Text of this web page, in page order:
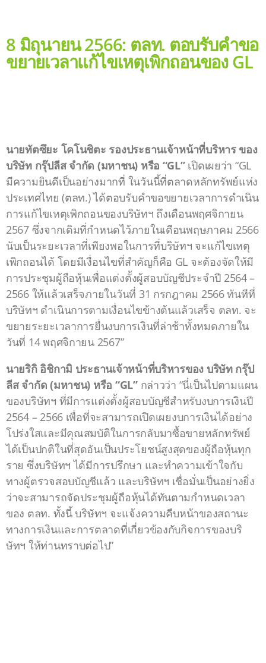
8 มิถุนายน 2566: ตลท. ตอบรับคำขอ
ขยายเวลาแก้ไขเหตุเพิกถอนของ GL
นายทัตซึยะ โคโนชิตะ รองประธานเจ้าหน้าที่บริหาร ของ
บริษัท กรุ๊ปลีส จำกัด (มหาชน) หรือ “GL”เปิดเผยว่า “GL
มีความยินดีเป็นอย่างมากที่ ในวันนี้ที่ตลาดหลักทรัพย์แห่ง
ประเทศไทย (ตลท.) ได้ตอบรับคำขอขยายเวลาการดำเนิน
การแก้ไขเหตุเพิกถอนของบริษัทฯ ถึงเดือนพฤศจิกายน
2567 ซึ่งจากเดิมที่กำหนดไว้ภายในเดือนพฤษภาคม 2566
นับเป็นระยะเวลาที่เพียงพอในการที่บริษัทฯ จะแก้ไขเหตุ
เพิกถอนได้ โดยมีเงื่อนไขที่สำคัญก็คือ GL จะต้องจัดให้มี
การประชุมผู้ถือหุ้นเพื่อแต่งตั้งผู้สอบบัญชีประจำปี 2564 –
2566 ให้แล้วเสร็จภายในวันที่ 31 กรกฎาคม 2566 ทันทีที่
บริษัทฯ ดำเนินการตามเงื่อนไขข้างต้นแล้วเสร็จ ตลท. จะ
ขยายระยะเวลาการยื่นงบการเงินที่ล่าช้าทั้งหมดภายใน
วันที่ 14 พฤศจิกายน 2567”
นายริกิ อิชิกามิ ประธานเจ้าหน้าที่บริหารของ บริษัท กรุ๊ป
ลีส จำกัด (มหาชน) หรือ “GL”กล่าวว่า “นี่เป็นไปตามแผน
ของบริษัทฯ ที่มีการแต่งตั้งผู้สอบบัญชีสำหรับงบการเงินปี
2564 – 2566 เพื่อที่จะสามารถเปิดเผยงบการเงินได้อย่าง
โปร่งใสและมีคุณสมบัติในการกลับมาซื้อขายหลักทรัพย์
ได้เป็นปกติในที่สุดอันเป็นประโยชน์สูงสุดของผู้ถือหุ้นทุก
ราย ซึ่งบริษัทฯ ได้มีการปรึกษา และทำความเข้าใจกับ
ทางผู้ตรวจสอบบัญชีแล้ว และบริษัทฯ เชื่อมั่นเป็นอย่างยิ่ง
ว่าจะสามารถจัดประชุมผู้ถือหุ้นได้ทันตามกำหนดเวลา
ของ ตลท. ทั้งนี้ บริษัทฯ จะแจ้งความคืบหน้าของสถานะ
ทางการเงินและการตลาดที่เกี่ยวข้องกับกิจการของบริ
ษัทฯ ให้ท่านทราบต่อไป”